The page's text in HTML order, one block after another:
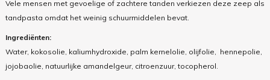
Vele mensen met gevoelige of zachtere tanden verkiezen deze zeep als
tandpasta omdat het weinig schuurmiddelen bevat.
Ingrediënten:
Water, kokosolie, kaliumhydroxide, palm kernelolie, olijfolie, hennepolie,
jojobaolie, natuurlijke amandelgeur, citroenzuur, tocopherol.